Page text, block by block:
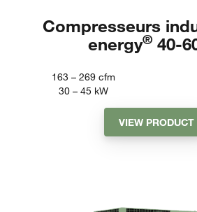
Compresseurs
energy®40-
163 – 269 cfm
30 – 45 kW
VIEW PRODUCT